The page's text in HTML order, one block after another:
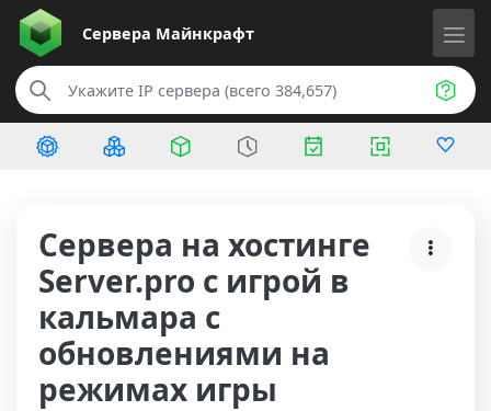
Сервера Майнкрафт
Сервера на хостинге
Server.pro с игрой в
кальмара с
обновлениями на
режимах игры